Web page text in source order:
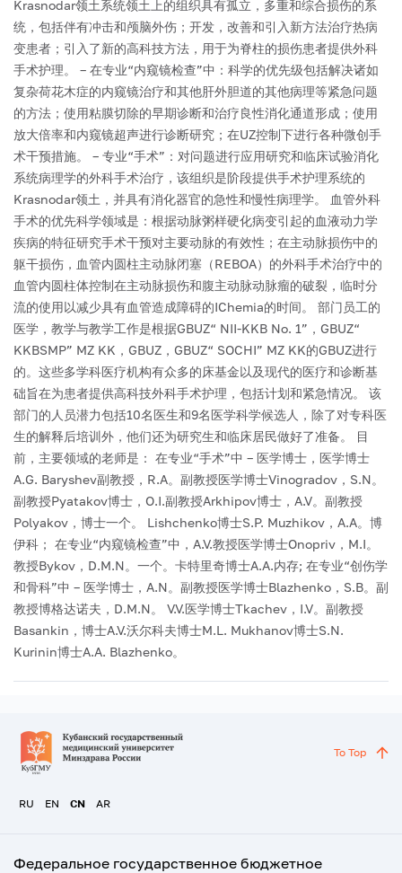
Krasnodar领土系统领土上的组织具有孤立，多重和综合损伤的系
统，包括伴有冲击和颅脑外伤；开发，改善和引入新方法治疗热病
变患者；引入了新的高科技方法，用于为脊柱的损伤患者提供外科
手术护理。
– 在专业“内窥镜检查”中：科学的优先级包括解决诸如
复杂荷花木症的内窥镜治疗和其他肝外胆道的其他病理等紧急问题
的方法；使用粘膜切除的早期诊断和治疗良性消化通道形成；使用
放大倍率和内窥镜超声进行诊断研究；在UZ控制下进行各种微创手
术干预措施。
– 专业“手术”：对问题进行应用研究和临床试验消化
系统病理学的外科手术治疗，该组织是阶段提供手术护理系统的
Krasnodar领土，并具有消化器官的急性和慢性病理学。
血管外科
手术的优先科学领域是：根据动脉粥样硬化病变引起的血液动力学
疾病的特征研究手术干预对主要动脉的有效性；在主动脉损伤中的
躯干损伤，血管内圆柱主动脉闭塞（REBOA）的外科手术治疗中的
血管内圆柱体控制在主动脉损伤和腹主动脉动脉瘤的破裂，临时分
流的使用以减少具有血管造成障碍的IChemia的时间。
部门员工的
医学，教学与教学工作是根据GBUZ“ NII-KKB No. 1”，GBUZ“
KKBSMP” MZ KK，GBUZ，GBUZ“ SOCHI” MZ KK的GBUZ进行
的。这些多学科医疗机构有众多的床基金以及现代的医疗和诊断基
础旨在为患者提供高科技外科手术护理，包括计划和紧急情况。
该
部门的人员潜力包括10名医生和9名医学科学候选人，除了对专科医
生的解释后培训外，他们还为研究生和临床居民做好了准备。
目
前，主要领域的老师是： 在专业“手术”中 – 医学博士，医学博士
A.G. Baryshev副教授，R.A。副教授医学博士Vinogradov，S.N。
副教授Pyatakov博士，O.I.副教授Arkhipov博士，A.V。副教授
Polyakov，博士一个。 Lishchenko博士S.P. Muzhikov，A.A。博
伊科； 在专业“内窥镜检查”中，A.V.教授医学博士Onopriv，M.I。
教授Bykov，D.M.N。一个。卡特里奇博士A.A.内存; 在专业“创伤学
和骨科”中 – 医学博士，A.N。副教授医学博士Blazhenko，S.B。副
教授博格达诺夫，D.M.N。 V.V.医学博士Tkachev，I.V。副教授
Basankin，博士A.V.沃尔科夫博士M.L. Mukhanov博士S.N.
Kurinin博士A.A. Blazhenko。
RU EN CN AR
To Top
Федеральное государственное бюджетное